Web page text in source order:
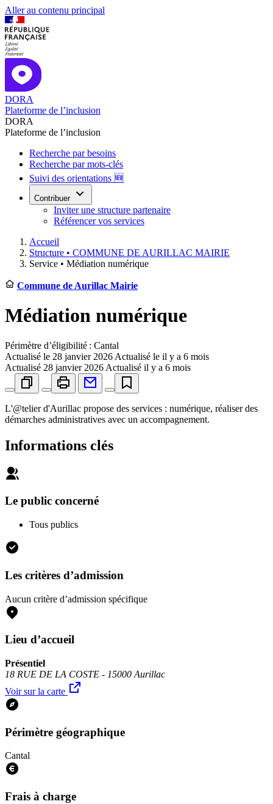
Aller au contenu principal
DORA
Plateforme de l’inclusion
DORA
Plateforme de l’inclusion
Recherche par besoins
Recherche par mots-clés
Suivi des orientations 🆕
Contribuer
Inviter une structure partenaire
Référencer vos services
Accueil
Structure • COMMUNE DE AURILLAC MAIRIE
Service • Médiation numérique
Commune de Aurillac Mairie
Médiation numérique
Périmètre d’éligibilité : Cantal
Actualisé le 28 janvier 2026 Actualisé le il y a 6 mois
Actualisé 28 janvier 2026 Actualisé il y a 6 mois
L'@telier d'Aurillac propose des services : numérique, réaliser des
démarches administratives avec un accompagnement.
Informations clés
Le public concerné
Tous publics
Les critères d’admission
Aucun critère d’admission spécifique
Lieu d’accueil
Présentiel
18 RUE DE LA COSTE - 15000 Aurillac
Voir sur la carte
Périmètre géographique
Cantal
Frais à charge